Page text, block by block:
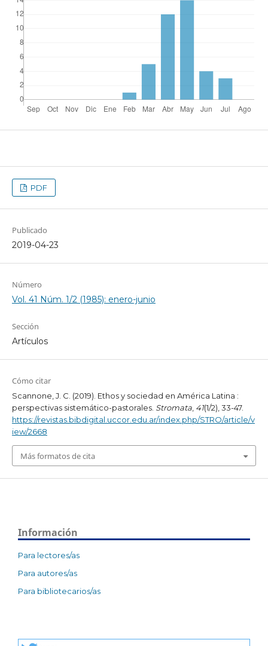
PDF
Publicado
2019-04-23
Número
Vol. 41 Núm. 1/2 (1985): enero-junio
Sección
Artículos
Cómo citar
Scannone, J. C. (2019). Ethos y sociedad en América Latina :
perspectivas sistemático-pastorales. Stromata, 41(1/2), 33-47.
https://revistas.bibdigital.uccor.edu.ar/index.php/STRO/article/v
iew/2668
Más formatos de cita
Información
Para lectores/as
Para autores/as
Para bibliotecarios/as